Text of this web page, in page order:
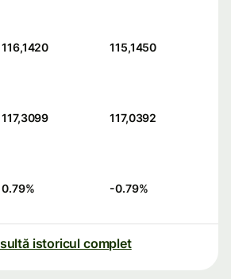
116,1420 115,1450
117,3099 117,0392
0.79% -0.79%
istoricul complet